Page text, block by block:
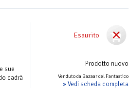
Esaurito
Prodotto nuovo
Venduto da Bazaar del Fantastico
» Vedi scheda completa
sue
cadrà